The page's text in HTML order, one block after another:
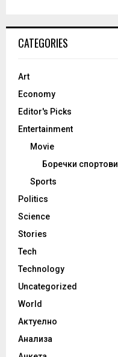
CATEGORIES
Art
Economy
Editor's Picks
Entertainment
Movie
Боречки спортови
Sports
Politics
Science
Stories
Tech
Technology
Uncategorized
World
Актуелно
Анализа